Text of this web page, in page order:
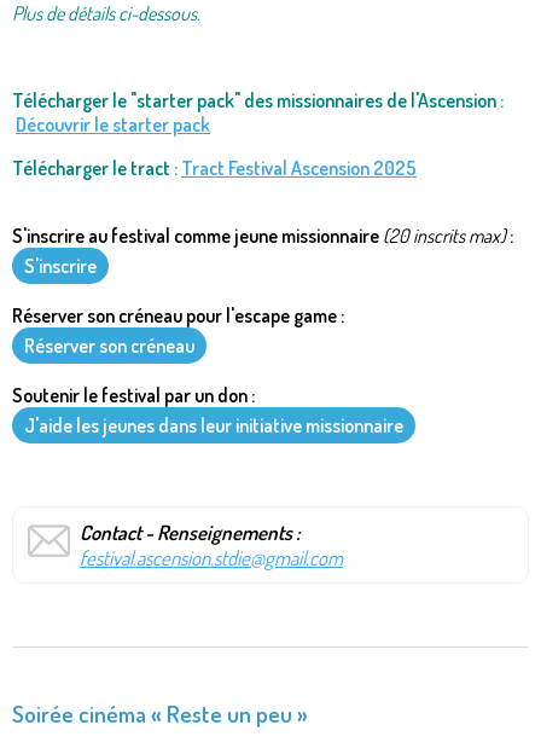
Plus de détails ci-dessous.
Télécharger le "starter pack" des missionnaires de l'Ascension :
Découvrir le starter pack
Télécharger le tract : Tract Festival Ascension 2025
S'inscrire au festival comme jeune missionnaire (20 inscrits max):
S'inscrire
Réserver son créneau pour l'escape game :
Réserver son créneau
Soutenir le festival par un don :
J'aide les jeunes dans leur initiative missionnaire
Contact - Renseignements :
festival.ascension.stdie@gmail.com
Soirée cinéma « Reste un peu »